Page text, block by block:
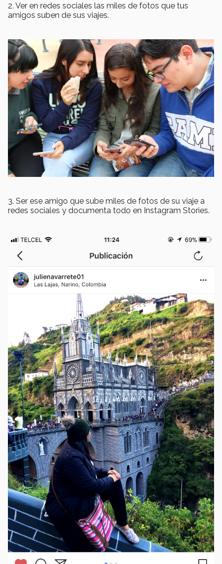
2. Ver en redes sociales las miles de fotos que tus
amigos suben de sus viajes.
3. Ser ese amigo que sube miles de fotos de su viaje a
redes sociales y documenta todo en Instagram Stories.